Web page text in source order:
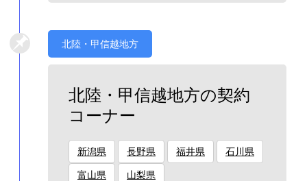
北陸・甲信越地方
北陸・甲信越地方の契約
コーナー
新潟県 長野県 福井県 石川県
富山県 山梨県